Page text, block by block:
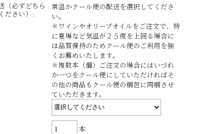
（必ずどちら
ださい）:
常温かクール便の配送を選択してくださ
い。
＊ワインやオリーブオイルをご注文で、特
に夏場など気温が２５度を上回る場合に
は品質保持のためクール便のご利用を強
くお薦めいたします。
＊複数本（個）ご注文の場合にはいづれ
か一つをクール便にしていただければそ
の他の商品もクール便の梱包に同梱させ
ていただきます。
本